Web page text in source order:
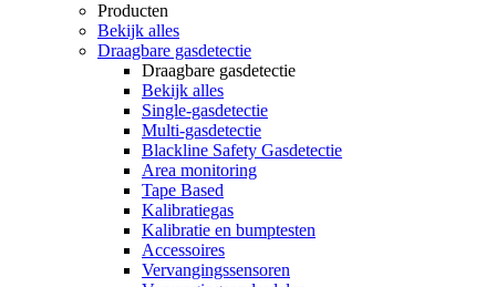
Producten
Bekijk alles
Draagbare gasdetectie
Draagbare gasdetectie
Bekijk alles
Single-gasdetectie
Multi-gasdetectie
Blackline Safety Gasdetectie
Area monitoring
Tape Based
Kalibratiegas
Kalibratie en bumptesten
Accessoires
Vervangingssensoren